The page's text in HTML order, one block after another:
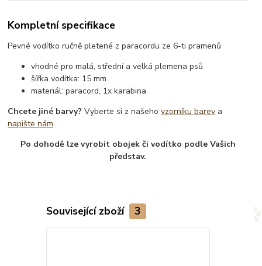
Kompletní specifikace
Pevné vodítko ručně pletené z paracordu ze 6-ti pramenů
vhodné pro malá, střední a velká plemena psů
šířka vodítka: 15 mm
materiál: paracord, 1x karabina
Chcete jiné barvy? Vyberte si z našehovzorníku barev a
napište nám.
Po dohodě lze vyrobit obojek či vodítko podle Vašich
představ.
Související zboží 3